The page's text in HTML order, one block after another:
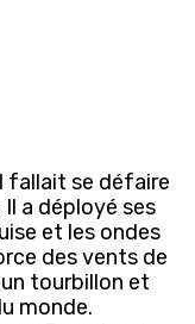
fallait se défaire
a déployé ses
et les ondes
des vents de
un tourbillon et
monde.